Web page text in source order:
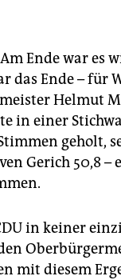
Ende war es
das Ende – für
Helmut
in einer
geholt,
Gerich 50,8 –
in keiner
mit diesem